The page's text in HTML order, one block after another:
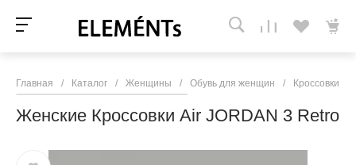
Главная / Каталог / Женщины / Обувь для женщин / Кроссовки и
Женские Кроссовки Air JORDAN 3 Retro